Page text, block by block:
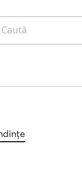
Caută